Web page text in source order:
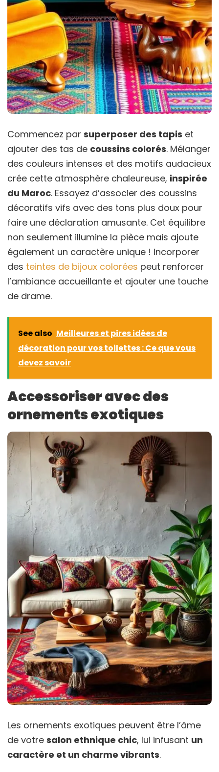
Commencez par superposer des tapis et
ajouter des tas de coussins colorés. Mélanger
des couleurs intenses et des motifs audacieux
crée cette atmosphère chaleureuse, inspirée
du Maroc. Essayez d’associer des coussins
décoratifs vifs avec des tons plus doux pour
faire une déclaration amusante. Cet équilibre
non seulement illumine la pièce mais ajoute
également un caractère unique ! Incorporer
des teintes de bijoux colorées peut renforcer
l’ambiance accueillante et ajouter une touche
de drame.
See also Meilleures et pires idées de
décoration pour vos toilettes : Ce que vous
devez savoir
Accessoriser avec des
ornements exotiques
Les ornements exotiques peuvent être l’âme
de votre salon ethnique chic, lui infusant un
caractère et un charme vibrants.